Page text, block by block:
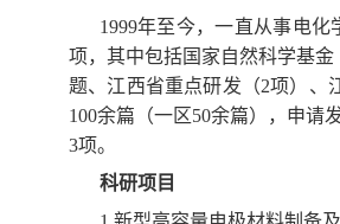
1999年至今，一直从事电
项，其中包括国家自然科学基
题、江西省重点研发（2项）、
100余篇（一区50余篇），申请
3项。
科研项目